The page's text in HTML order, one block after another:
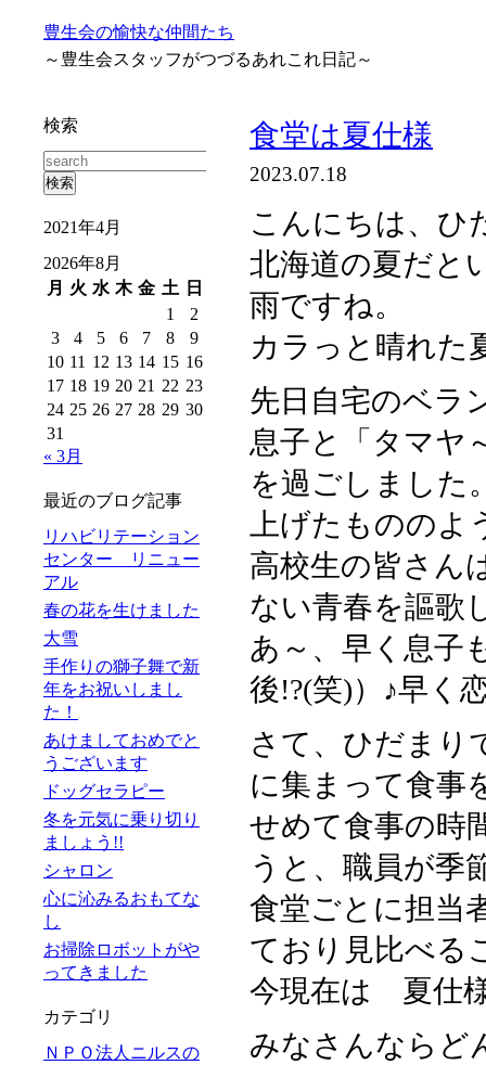
豊生会の愉快な仲間たち
～豊生会スタッフがつづるあれこれ日記～
食堂は夏仕様
2023.07.18
こんにちは、ひ
北海道の夏だと
雨ですね。
カラっと晴れた
先日自宅のベラ
息子と「タマヤ
を過ごしました
上げたもののよ
高校生の皆さん
ない青春を謳歌
あ～、早く息子
後!?(笑)）♪早く
さて、ひだまり
に集まって食事
せめて食事の時
うと、職員が季
食堂ごとに担当
ており見比べる
今現在は 夏仕
みなさんならど
検索
2021年4月
2026年8月
月 火 水 木 金 土
日
1
2
3
4 5 6 7 8
9
10 11 12 13 14 15 16
17 18 19 20 21 22 23
24 25 26 27 28 29 30
31
« 3月
最近のブログ記事
リハビリテーション
センター リニュー
アル
春の花を生けました
大雪
手作りの獅子舞で新
年をお祝いしまし
た！
あけましておめでと
うございます
ドッグセラピー
冬を元気に乗り切り
ましょう!!
シャロン
心に沁みるおもてな
し
お掃除ロボットがや
ってきました
カテゴリ
ＮＰＯ法人ニルスの